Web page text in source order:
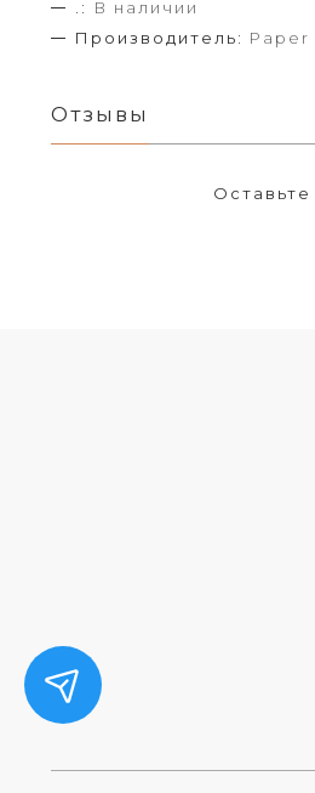
.:
В наличии
Производитель: Paper
Отзывы